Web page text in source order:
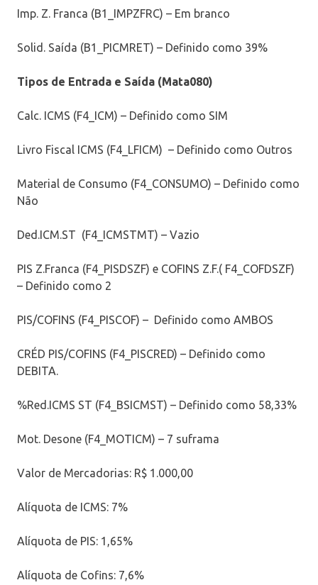
Imp. Z. Franca (B1_IMPZFRC) – Em branco
Solid. Saída (B1_PICMRET) – Definido como 39%
Tipos de Entrada e Saída (Mata080)
Calc. ICMS (F4_ICM) – Definido como SIM
Livro Fiscal ICMS (F4_LFICM) – Definido como Outros
Material de Consumo (F4_CONSUMO) – Definido como
Não
Ded.ICM.ST (F4_ICMSTMT) – Vazio
PIS Z.Franca (F4_PISDSZF) e COFINS Z.F.( F4_COFDSZF)
– Definido como 2
PIS/COFINS (F4_PISCOF) – Definido como AMBOS
CRÉD PIS/COFINS (F4_PISCRED) – Definido como
DEBITA.
%Red.ICMS ST (F4_BSICMST) – Definido como 58,33%
Mot. Desone (F4_MOTICM) – 7 suframa
Valor de Mercadorias: R$ 1.000,00
Alíquota de ICMS: 7%
Alíquota de PIS: 1,65%
Alíquota de Cofins: 7,6%